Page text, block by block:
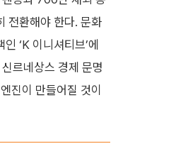
전환해야 한다. 문화
‘K 이니셔티브’에
르네상스 경제 문명
진이 만들어질 것이